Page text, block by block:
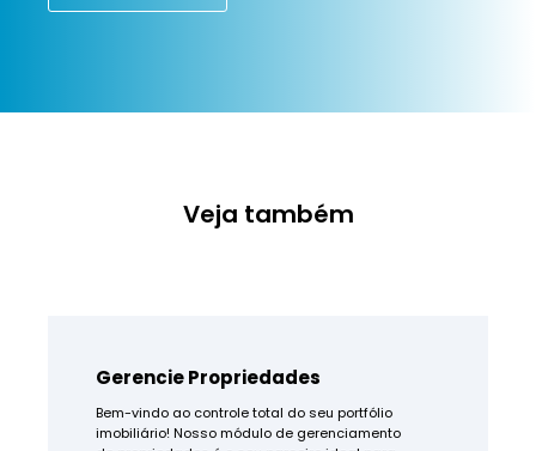
Veja também
Gerencie Propriedades
Bem-vindo ao controle total do seu portfólio
imobiliário! Nosso módulo de gerenciamento